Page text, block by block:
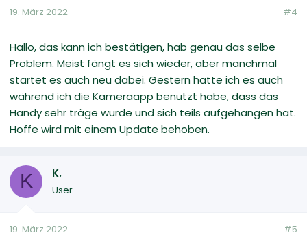
19. März 2022 #4
Hallo, das kann ich bestätigen, hab genau das selbe
Problem. Meist fängt es sich wieder, aber manchmal
startet es auch neu dabei. Gestern hatte ich es auch
während ich die Kameraapp benutzt habe, dass das
Handy sehr träge wurde und sich teils aufgehangen hat.
Hoffe wird mit einem Update behoben.
K K.
User
19. März 2022 #5